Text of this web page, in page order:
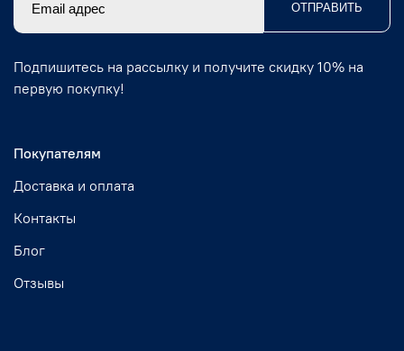
Покупателям
Доставка и оплата
Контакты
Блог
Отзывы
ОТПРАВИТЬ
Подпишитесь на рассылку и получите скидку 10% на
первую покупку!